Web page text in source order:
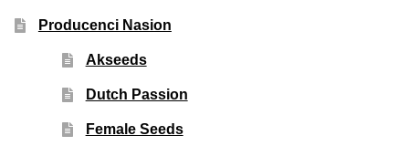
Kontakt
Producenci Nasion
Akseeds
Dutch Passion
Female Seeds